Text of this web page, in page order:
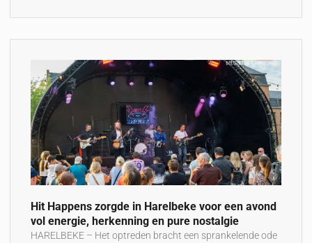
Hit Happens zorgde in Harelbeke voor een avond
vol energie, herkenning en pure nostalgie
HARELBEKE – Het optreden bracht een sprankelende ode